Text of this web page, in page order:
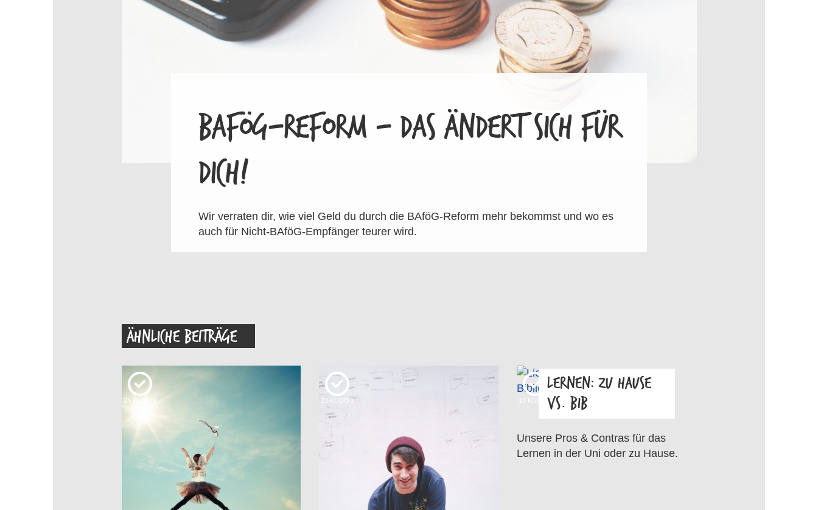
BAFÖG-REFORM – DAS ÄNDERT SICH FÜR
DICH!
Wir verraten dir, wie viel Geld du durch die BAföG-Reform mehr bekommst und wo es
auch für Nicht-BAföG-Empfänger teurer wird.
ÄHNLICHE BEITRÄGE
24 KUDOS 23 KUDOS KUDOS
LERNEN: ZU HAUSE
VS. BIB
Unsere Pros & Contras für das
Lernen in der Uni oder zu Hause.